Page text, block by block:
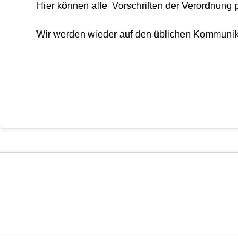
Hier können alle Vorschriften der Verordnung
Wir werden wieder auf den üblichen